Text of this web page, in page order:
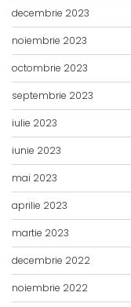
decembrie 2023
noiembrie 2023
octombrie 2023
septembrie 2023
iulie 2023
iunie 2023
mai 2023
aprilie 2023
martie 2023
decembrie 2022
noiembrie 2022